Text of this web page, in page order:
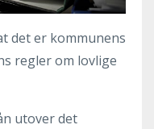
det er kommunens
regler om lovlige
utover det